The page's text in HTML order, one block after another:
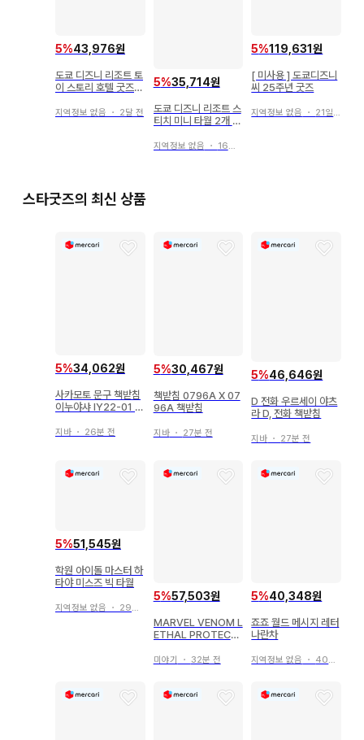
5%43,976원
도쿄 디즈니 리조트 토
이 스토리 호텔 굿즈
지역정보 없음 ・ 2달 전
5%35,714원
도쿄 디즈니 리조트 스
티치 미니 타월 2개 세
지역정보 없음 ・ 16일 전
5%119,631원
[ 미사용 ] 도쿄디즈니
씨 25주년 굿즈
지역정보 없음 ・ 21일 전
스타굿즈의 최신 상품
5%34,062원
사카모토 문구 책받침
이누야샤 IY22-01 책
지바 ・ 26분 전
5%30,467원
책받침 0796A X 07
96A 책받침
지바・ 27분 전
5%46,646원
D 전화 우르세이 야츠
라 D, 전화 책받침
지바 ・ 27분 전
5%51,545원
학원 아이돌 마스터 하
타야 미스즈 빅 타월
지역정보 없음 ・ 29분 전
5%57,503원
MARVEL VENOM L
ETHAL PROTECT
미야기 ・ 32분 전
5%40,348원
죠죠 월드 메시지 레터
나란차
지역정보 없음 ・ 40분 전